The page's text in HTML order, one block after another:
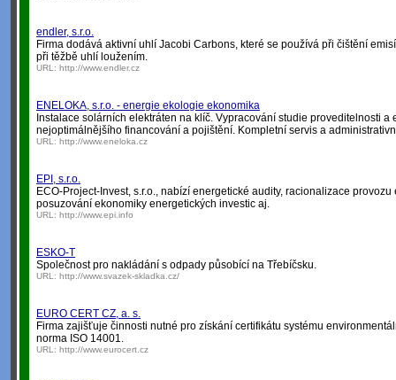
endler, s.r.o.
Firma dodává aktivní uhlí Jacobi Carbons, které se používá při čištění
při těžbě uhlí loužením.
URL: http://www.endler.cz
ENELOKA, s.r.o. - energie ekologie ekonomika
Instalace solárních elektráten na klíč. Vypracování studie proveditelnosti a
nejoptimálnějšího financování a pojištění. Kompletní servis a
URL: http://www.eneloka.cz
EPI, s.r.o.
ECO-Project-Invest, s.r.o., nabízí energetické audity, racionalizace
posuzování ekonomiky energetických investic aj.
URL: http://www.epi.info
ESKO-T
Společnost pro nakládání s odpady působící na Třebíčsku.
URL: http://www.svazek-skladka.cz/
EURO CERT CZ, a. s.
Firma zajišťuje činnosti nutné pro získání certifikátu systému
norma ISO 14001.
URL: http://www.eurocert.cz